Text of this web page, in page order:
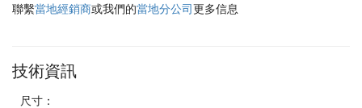
聯繫當地經銷商或我們的當地分公司更多信息
技術資訊
尺寸：